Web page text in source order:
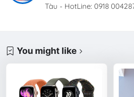
Tàu - HotLine: 0918
You might like